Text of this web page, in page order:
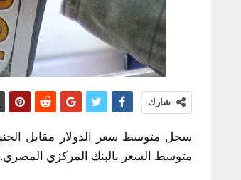
شارك
متوسط السعر بالبنك المركزي المصري.